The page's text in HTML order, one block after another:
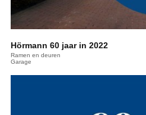
Hörmann 60 jaar in 2022
Ramen en deuren
Garage